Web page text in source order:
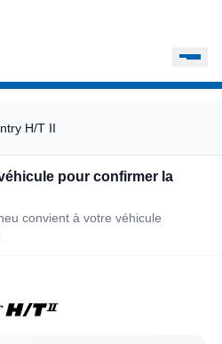
H/T II
pour confirmer la
convient à votre véhicule